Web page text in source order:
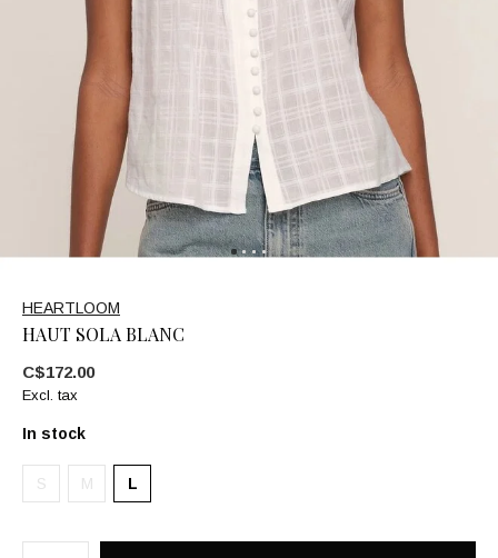
HEARTLOOM
HAUT SOLA BLANC
C$172.00
Excl. tax
In stock
S M L